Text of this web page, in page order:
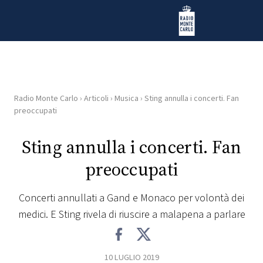
Radio Monte Carlo
HOME
RADIO
PLAYLIST
Radio Monte Carlo › Articoli › Musica › Sting annulla i concerti. Fan
preoccupati
Sting annulla i concerti. Fan
preoccupati
Concerti annullati a Gand e Monaco per volontà dei
medici. E Sting rivela di riuscire a malapena a parlare
10 LUGLIO 2019